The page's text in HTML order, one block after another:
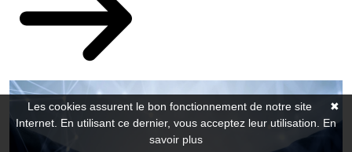
✖
Les cookies assurent le bon fonctionnement de notre site
Internet. En utilisant ce dernier, vous acceptez leur utilisation. En
savoir plus